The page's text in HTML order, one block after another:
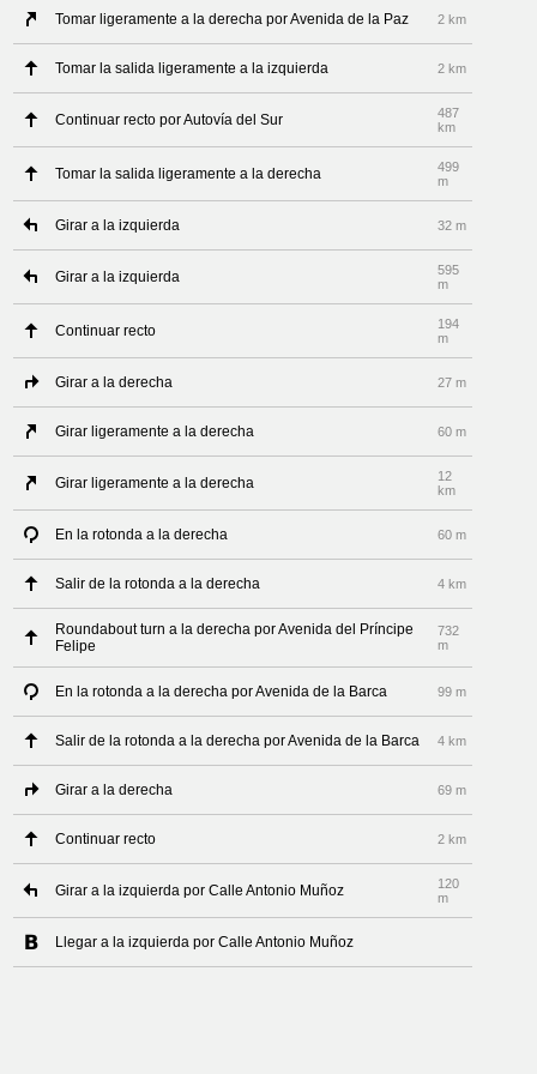
Tomar ligeramente a la derecha por Avenida de la Paz 2 km
Tomar la salida ligeramente a la izquierda 2 km
Continuar recto por Autovía del Sur
487
km
Tomar la salida ligeramente a la derecha
499
m
Girar a la izquierda 32 m
Girar a la izquierda
595
m
Continuar recto
194
m
Girar a la derecha 27 m
Girar ligeramente a la derecha 60 m
Girar ligeramente a la derecha
12
km
En la rotonda a la derecha 60 m
Salir de la rotonda a la derecha 4 km
Roundabout turn a la derecha por Avenida del Príncipe
Felipe
732
m
En la rotonda a la derecha por Avenida de la Barca 99 m
Salir de la rotonda a la derecha por Avenida de la Barca 4 km
Girar a la derecha 69 m
Continuar recto 2 km
Girar a la izquierda por Calle Antonio Muñoz
120
m
Llegar a la izquierda por Calle Antonio Muñoz